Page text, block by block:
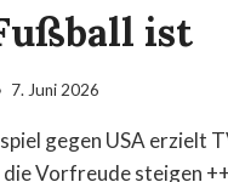
ist
7. Juni 2026
gegen USA erzielt
die Vorfreude steigen